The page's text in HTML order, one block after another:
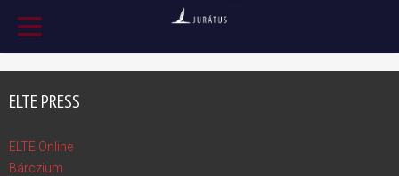
ELTE PRESS
ELTE Online
Bárczium